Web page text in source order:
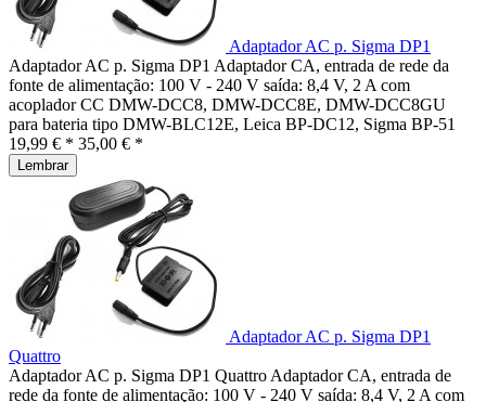
Adaptador AC p. Sigma DP1
Adaptador AC p. Sigma DP1 Adaptador CA, entrada de rede da
fonte de alimentação: 100 V - 240 V saída: 8,4 V, 2 A com
acoplador CC DMW-DCC8, DMW-DCC8E, DMW-DCC8GU
para bateria tipo DMW-BLC12E, Leica BP-DC12, Sigma BP-51
19,99 € * 35,00 € *
Lembrar
Adaptador AC p. Sigma DP1
Quattro
Adaptador AC p. Sigma DP1 Quattro Adaptador CA, entrada de
rede da fonte de alimentação: 100 V - 240 V saída: 8,4 V, 2 A com